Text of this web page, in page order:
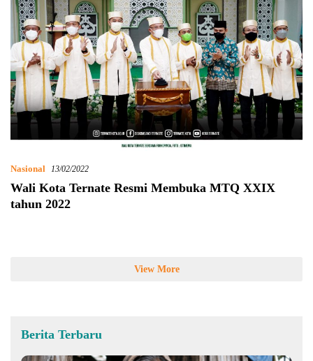
Nasional 13/02/2022
Wali Kota Ternate Resmi Membuka MTQ XXIX
tahun 2022
View More
Berita Terbaru